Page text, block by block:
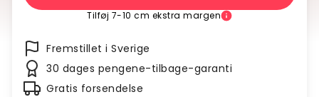
Tilføj 7-10 cm ekstra margen
Fremstillet i Sverige
30 dages pengene-tilbage-garanti
Gratis forsendelse